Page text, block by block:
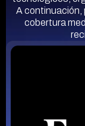
A continuación,
cobertura